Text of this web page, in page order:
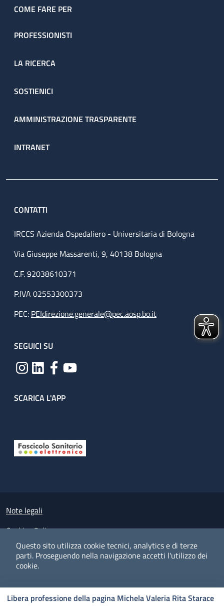
Questo sito utilizza cookie tecnici, analytics e di terze
parti. Proseguendo nella navigazione accetti l'utilizzo dei
cookie.
Libera professione della pagina Michela Valeria Rita Starace
COME FARE PER
PROFESSIONISTI
LA RICERCA
SOSTIENICI
AMMINISTRAZIONE TRASPARENTE
INTRANET
CONTATTI
IRCCS Azienda Ospedaliero - Universitaria di Bologna
Via Giuseppe Massarenti, 9, 40138 Bologna
C.F. 92038610371
P.IVA 02553300373
PEC: PEIdirezione.generale@pec.aosp.bo.it
SEGUICI SU
SCARICA L'APP
Small prints
Note legali
Cookies Policy
Policy privacy e protezione del dato personale
Albo pretorio on-line
Dichiarazione di accessibilità